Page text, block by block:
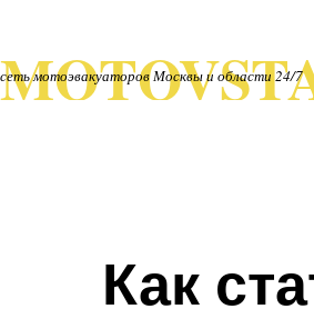
сеть мотоэвакуаторов Москвы и области 24/7
Как